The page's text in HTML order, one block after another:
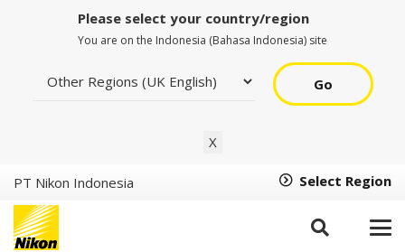
Please select your country/region
You are on the Indonesia (Bahasa Indonesia) site
Go
X
PT Nikon Indonesia Select Region
Digital Sight 10